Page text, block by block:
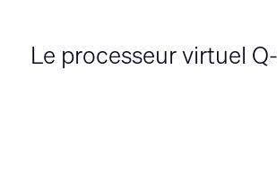
Le processeur virtuel